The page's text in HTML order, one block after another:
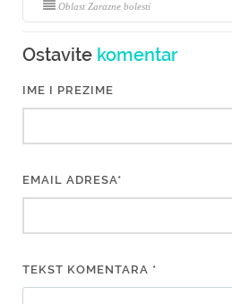
Oblast Zarazne bolesti
Ostavite komentar
IME I PREZIME
EMAIL ADRESA*
TEKST KOMENTARA *